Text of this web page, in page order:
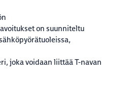
on suunniteltu
joka voidaan liittää T-navan